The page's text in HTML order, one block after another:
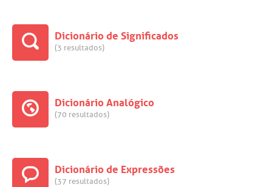
Dicionário de Significados
(3 resultados)
Dicionário Analógico
(70 resultados)
Dicionário de Expressões
(37 resultados)